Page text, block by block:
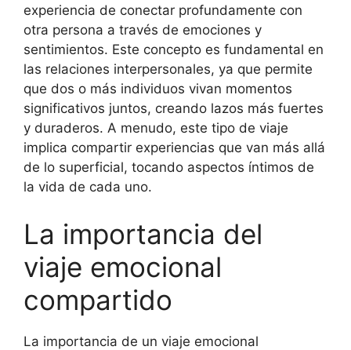
experiencia de conectar profundamente con
otra persona a través de emociones y
sentimientos. Este concepto es fundamental en
las relaciones interpersonales, ya que permite
que dos o más individuos vivan momentos
significativos juntos, creando lazos más fuertes
y duraderos. A menudo, este tipo de viaje
implica compartir experiencias que van más allá
de lo superficial, tocando aspectos íntimos de
la vida de cada uno.
La importancia del
viaje emocional
compartido
La importancia de un viaje emocional